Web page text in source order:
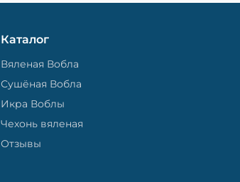
Каталог
Вяленая Вобла
Сушёная Вобла
Икра Воблы
Чехонь вяленая
Отзывы